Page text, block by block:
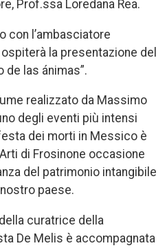
Prof.ssa Loredana Rea.
con l’ambasciatore
la presentazione del
de las ánimas”.
realizzato da Massimo
degli eventi più intensi
dei morti in Messico è
di Frosinone occasione
del patrimonio intangibile
paese.
curatrice della
De Melis è accompagnata